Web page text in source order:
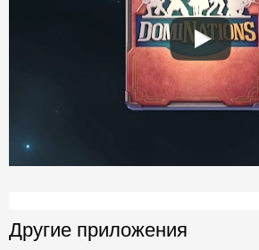
Другие приложения